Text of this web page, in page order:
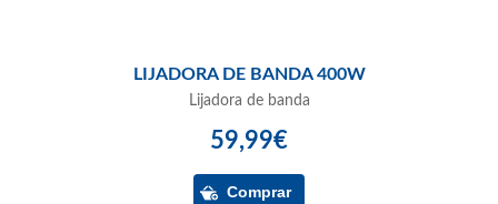
LIJADORA DE BANDA 400W
Lijadora de banda
59,99€